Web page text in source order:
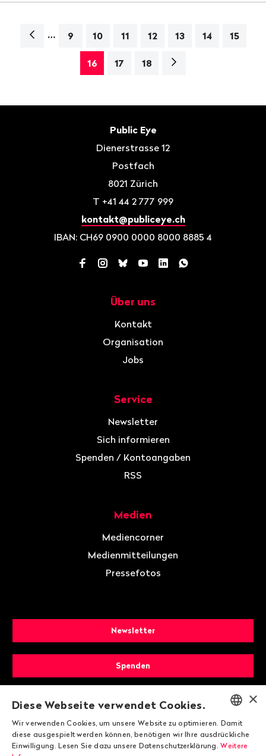
Navigation
… 9 10 11 12 13 14 15
16 17 18
Nächste
Public Eye
Dienerstrasse 12
Postfach
8021 Zürich
T +41 44 2 777 999
kontakt@publiceye.ch
IBAN: CH69 0900 0000 8000 8885 4
Facebook
Instagram
BlueskyYouTube
LinkedInWhatsApp
Über uns
Kontakt
Organisation
Jobs
Service
Newsletter
Sich informieren
Spenden / Kontoangaben
RSS
Medien
Mediencorner
Medienmitteilungen
Pressefotos
Newsletter
Spenden
Mitglied werden
ENGLISH
DEUTSCH
×
Diese Webseite verwendet Cookies.
Wir verwenden Cookies, um unsere Website zu optimieren. Damit
diese ausgespielt werden können, benötigen wir Ihre ausdrückliche
Einwilligung. Lesen Sie dazu unsere Datenschutzerklärung. Weitere